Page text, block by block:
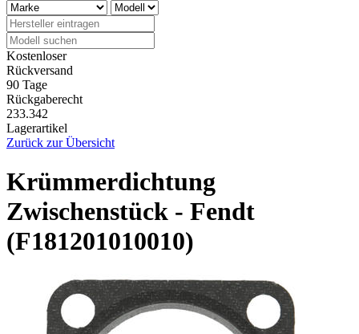
Kostenloser
Rückversand
90 Tage
Rückgaberecht
233.342
Lagerartikel
Zurück zur Übersicht
Krümmerdichtung
Zwischenstück - Fendt
(F181201010010)